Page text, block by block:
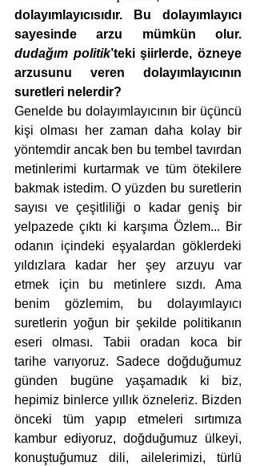
dolayımlayıcısıdır. Bu dolayımlayıcı
dudağım politik’teki şiirlerde, özneye
arzusunu veren dolayımlayıcının
suretleri nelerdir?
Genelde bu dolayımlayıcının bir üçüncü
kişi olması her zaman daha kolay bir
yöntemdir ancak ben bu tembel tavırdan
metinlerimi kurtarmak ve tüm ötekilere
bakmak istedim. O yüzden bu suretlerin
sayısı ve çeşitliliği o kadar geniş bir
yelpazede çıktı ki karşıma Özlem... Bir
odanın içindeki eşyalardan göklerdeki
yıldızlara kadar her şey arzuyu var
etmek için bu metinlere sızdı. Ama
benim gözlemim, bu dolayımlayıcı
suretlerin yoğun bir şekilde politikanın
eseri olması. Tabii oradan koca bir
tarihe varıyoruz. Sadece doğduğumuz
günden bugüne yaşamadık ki biz,
hepimiz binlerce yıllık özneleriz. Bizden
önceki tüm yapıp etmeleri sırtımıza
kambur ediyoruz, doğduğumuz ülkeyi,
konuştuğumuz dili, ailelerimizi, türlü